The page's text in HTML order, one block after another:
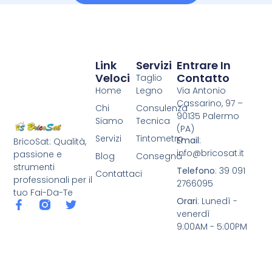
BricoSat: Qualità,
passione e
strumenti
professionali per il
tuo Fai-Da-Te
Servizi
Taglio
Legno
Consulenza
Tecnica
Tintometro
Consegna
Link
Veloci
Home
Chi
Siamo
Servizi
Blog
Contattaci
Entrare In
Contatto
Via Antonio
Cassarino, 97 –
90135 Palermo
(PA)
Email:
info@bricosat.it
Telefono: 39 091
2766095
Orari: Lunedì -
venerdì
9:00AM - 5:00PM